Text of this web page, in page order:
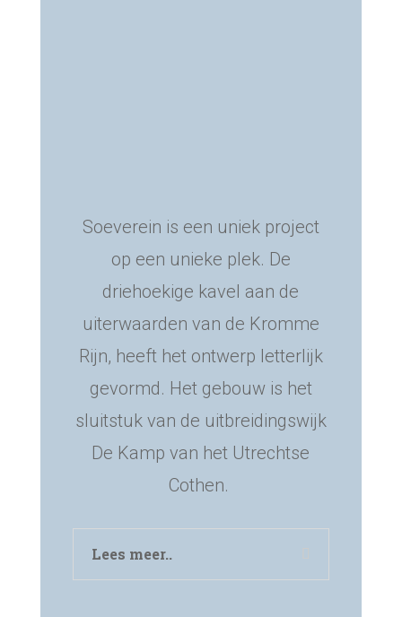
Soeverein is een uniek project
op een unieke plek. De
driehoekige kavel aan de
uiterwaarden van de Kromme
Rijn, heeft het ontwerp letterlijk
gevormd. Het gebouw is het
sluitstuk van de uitbreidingswijk
De Kamp van het Utrechtse
Cothen.
Lees meer..